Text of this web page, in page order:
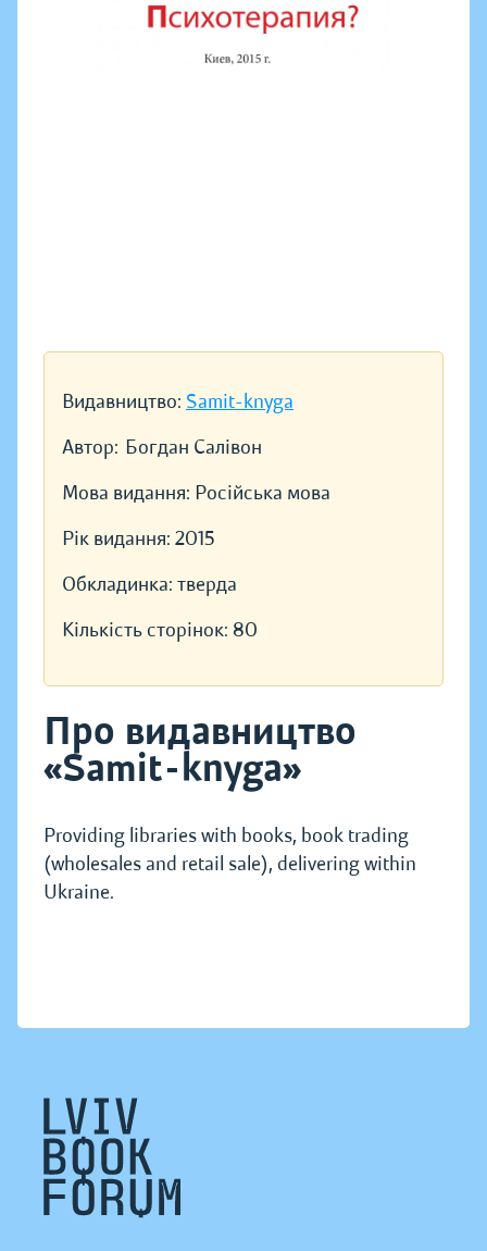
Видавництво: Samit-knyga
Автор: Богдан Салівон
Мова видання: Російська мова
Рік видання: 2015
Обкладинка: тверда
Кількість сторінок: 80
Про видавництво
«Samit-knyga»
Providing libraries with books, book trading
(wholesales and retail sale), delivering within
Ukraine.